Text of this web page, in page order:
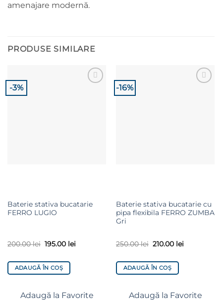
amenajare modernă.
PRODUSE SIMILARE
-3%
Baterie stativa bucatarie
FERRO LUGIO
200.00lei 195.00 lei
ADAUGĂ ÎN COȘ
Adaugă la Favorite
-16%
Baterie stativa bucatarie cu
pipa flexibila FERRO ZUMBA
Gri
250.00lei 210.00 lei
ADAUGĂ ÎN COȘ
Adaugă la Favorite